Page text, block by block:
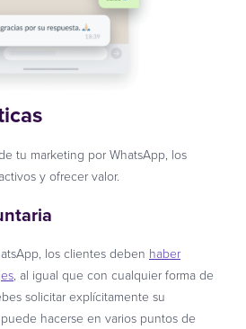
tu marketing por WhatsApp, los
y ofrecer valor.
los clientes deben haber
, al igual que con cualquier forma de
solicitar explícitamente su
hacerse en varios puntos de